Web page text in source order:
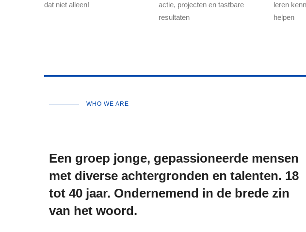
dat niet alleen!
actie, projecten en tastbare
resultaten
leren
helpen
WHO WE ARE
Een groep jonge, gepassioneerde mensen
met diverse achtergronden en talenten. 18
tot 40 jaar. Ondernemend in de brede zin
van het woord.